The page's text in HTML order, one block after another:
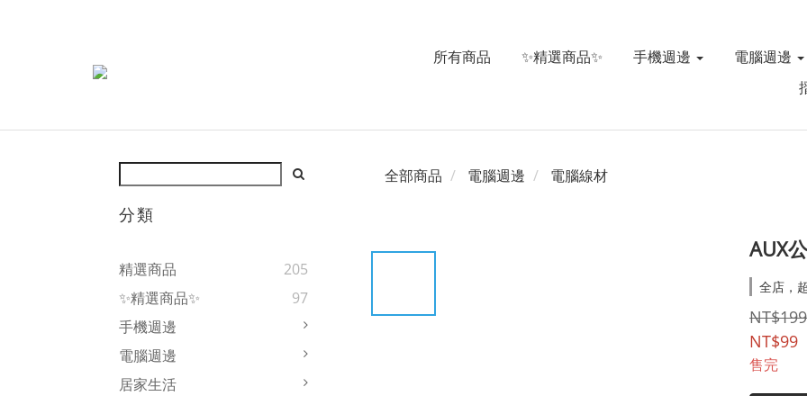
所有商品 ✨精選商品✨ 手機週邊 電腦週邊
分類
精選商品
205
✨精選商品✨
97
手機週邊
電腦週邊
居家生活
全部商品 電腦週邊 電腦線材
AUX
全店，
NT$199
NT$99
售完